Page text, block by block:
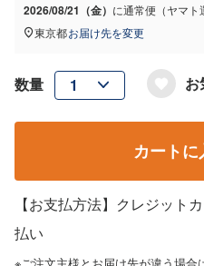
2026/08/21（金） に通常便（ヤマト
東京都お届け先を変更
お
カートに
【お支払方法】クレジット
払い
※ご注文主様とお届け先が違う場